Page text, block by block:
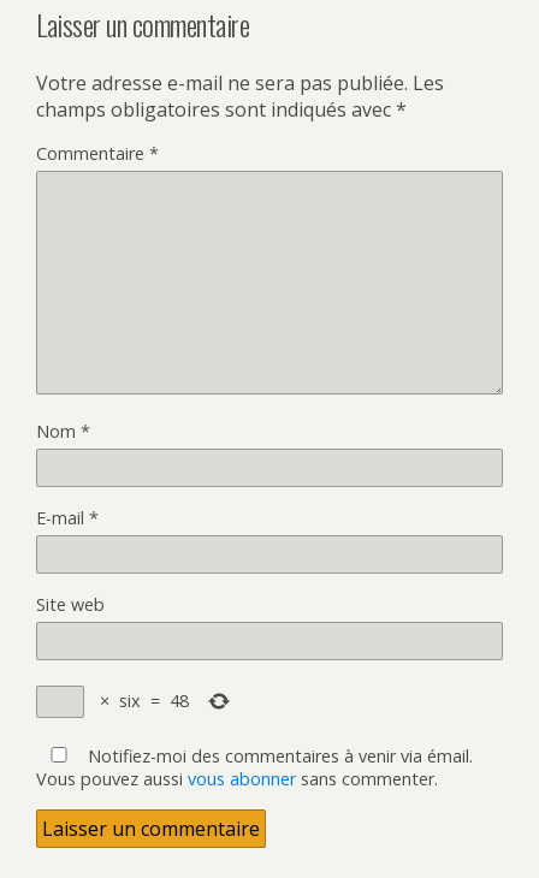
Laisser un commentaire
Votre adresse e-mail ne sera pas publiée. Les
champs obligatoires sont indiqués avec*
Commentaire *
Nom *
E-mail *
Site web
× six = 48
Notifiez-moi des commentaires à venir via émail.
Vous pouvez aussi vous abonnersans commenter.